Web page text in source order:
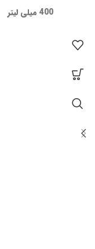
400 میلی لیتر